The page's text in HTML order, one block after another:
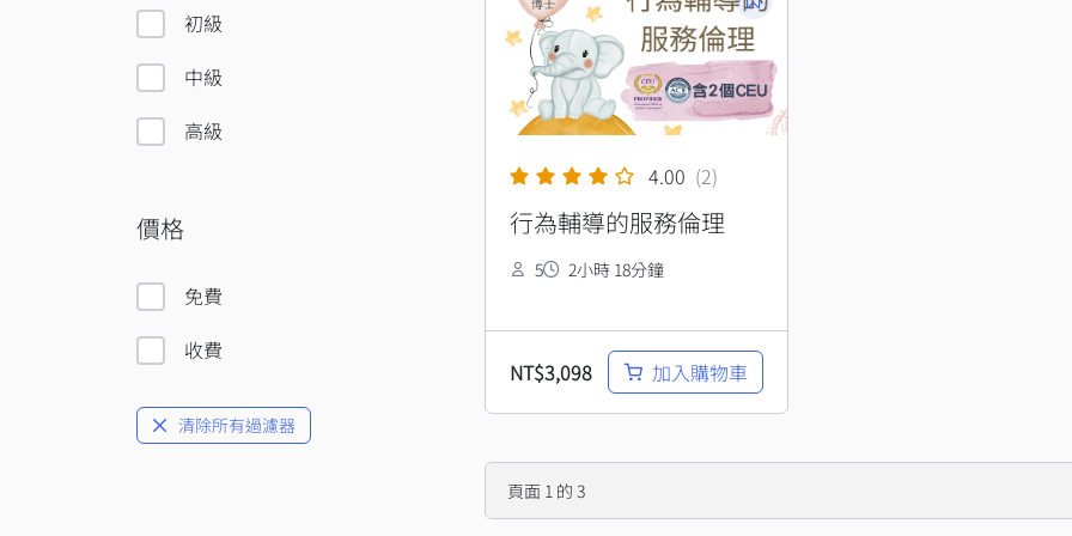
初級
中級
高級
價格
免費
收費
清除所有過濾器
4.00 (2)
行為輔導的服務倫理
5 2小時 18分鐘
NT$3,098 加入購物車
頁面 1 的 3